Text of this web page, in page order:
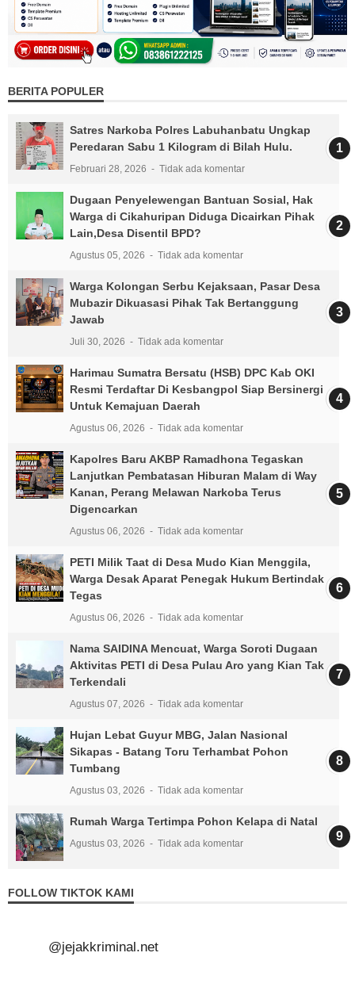
BERITA POPULER
Satres Narkoba Polres Labuhanbatu Ungkap
Peredaran Sabu 1 Kilogram di Bilah Hulu.
Februari 28, 2026 Tidak ada komentar
Dugaan Penyelewengan Bantuan Sosial, Hak
Warga di Cikahuripan Diduga Dicairkan Pihak
Lain,Desa Disentil BPD?
Agustus 05, 2026 Tidak ada komentar
Warga Kolongan Serbu Kejaksaan, Pasar Desa
Mubazir Dikuasasi Pihak Tak Bertanggung
Jawab
Juli 30, 2026 Tidak ada komentar
Harimau Sumatra Bersatu (HSB) DPC Kab OKI
Resmi Terdaftar Di Kesbangpol Siap Bersinergi
Untuk Kemajuan Daerah
Agustus 06, 2026 Tidak ada komentar
Kapolres Baru AKBP Ramadhona Tegaskan
Lanjutkan Pembatasan Hiburan Malam di Way
Kanan, Perang Melawan Narkoba Terus
Digencarkan
Agustus 06, 2026 Tidak ada komentar
PETI Milik Taat di Desa Mudo Kian Menggila,
Warga Desak Aparat Penegak Hukum Bertindak
Tegas
Agustus 06, 2026 Tidak ada komentar
Nama SAIDINA Mencuat, Warga Soroti Dugaan
Aktivitas PETI di Desa Pulau Aro yang Kian Tak
Terkendali
Agustus 07, 2026 Tidak ada komentar
Hujan Lebat Guyur MBG, Jalan Nasional
Sikapas - Batang Toru Terhambat Pohon
Tumbang
Agustus 03, 2026 Tidak ada komentar
Rumah Warga Tertimpa Pohon Kelapa di Natal
Agustus 03, 2026 Tidak ada komentar
FOLLOW TIKTOK KAMI
@jejakkriminal.net